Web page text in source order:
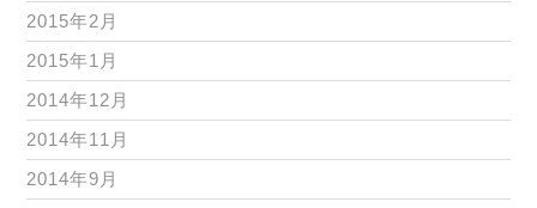
2015年2月
2015年1月
2014年12月
2014年11月
2014年9月